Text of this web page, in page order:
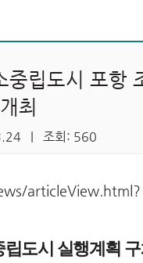
중립도시 포항
최
| 조회: 560
articleView.html?
도시 실행계획